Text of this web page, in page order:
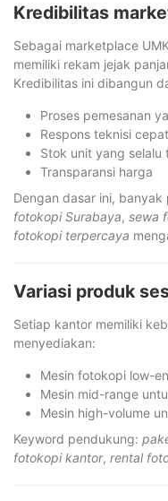
Kredibilitas
Sebagai marketplace
memiliki rekam jejak
Kredibilitas ini dibangun
Proses pemesanan
Respons teknisi cepat
Stok unit yang selalu
Transparansi harga
Dengan dasar ini,
fotokopi Surabaya, sewa
fotokopi terpercaya
Variasi produk
Setiap kantor memiliki
menyediakan:
Mesin fotokopi low-
Mesin mid-range
Mesin high-volume
Keyword pendukung:
fotokopi kantor, rental